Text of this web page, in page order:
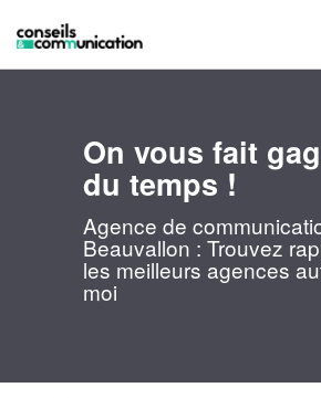
On vous fait
du temps !
Agence de
Beauvallon : Trouvez
les meilleurs agences
moi